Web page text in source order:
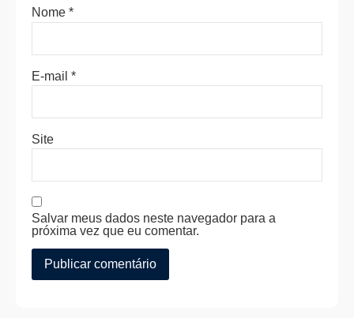
Nome *
E-mail *
Site
Salvar meus dados neste navegador para a
próxima vez que eu comentar.